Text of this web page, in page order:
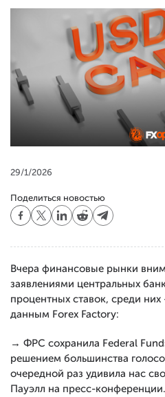
29/1/2026
Поделиться новостью
Вчера финансовые рынки
заявлениями центральных
процентных ставок, среди
данным Forex Factory:
→ ФРС сохранила Federal
решением большинства
очередной раз удивила нас
Пауэлл на пресс-